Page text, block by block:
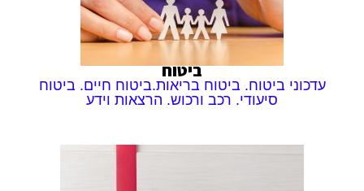
ביטוח
עדכוני ביטוח. ביטוח בריאות.ביטוח חיים. ביטוח
סיעודי. רכב ורכוש. הרצאות וידע